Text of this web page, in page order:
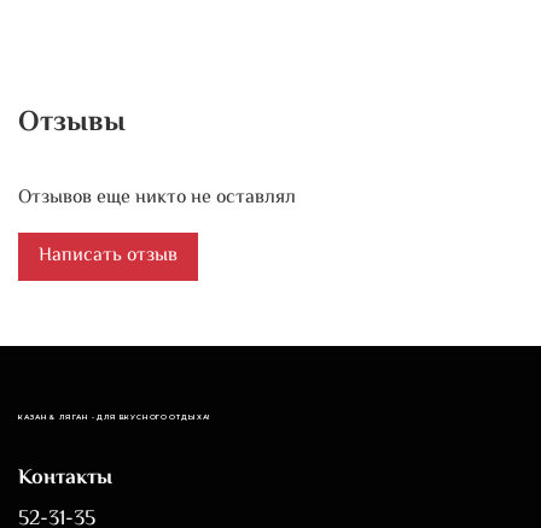
Отзывы
Отзывов еще никто не оставлял
Написать отзыв
КАЗАН & ЛЯГАН - ДЛЯ ВКУСНОГО ОТДЫХА!
Контакты
52-31-35